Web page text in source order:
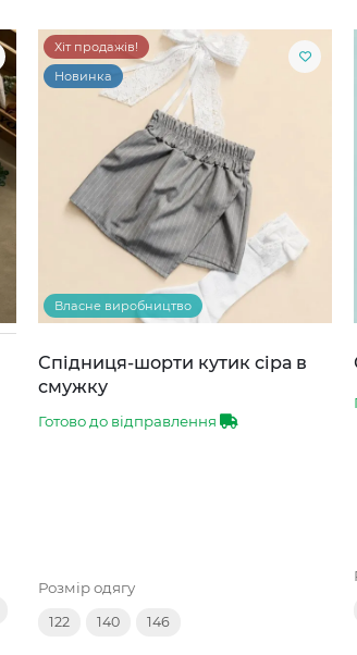
Хіт продажів!
Новинка
Власне виробництво
Спідниця-шорти кутик сіра в
смужку
Готово до відправлення
Розмір одягу
122 140 146